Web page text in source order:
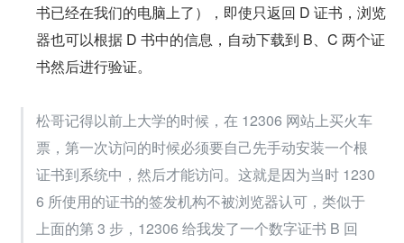
书已经在我们的电脑上了），即使只返回 D 证书，浏览
器也可以根据 D 书中的信息，自动下载到 B、C 两个证
书然后进行验证。
松哥记得以前上大学的时候，在 12306 网站上买火车
票，第一次访问的时候必须要自己先手动安装一个根
证书到系统中，然后才能访问。这就是因为当时 1230
6 所使用的证书的签发机构不被浏览器认可，类似于
上面的第 3 步，12306 给我发了一个数字证书 B 回